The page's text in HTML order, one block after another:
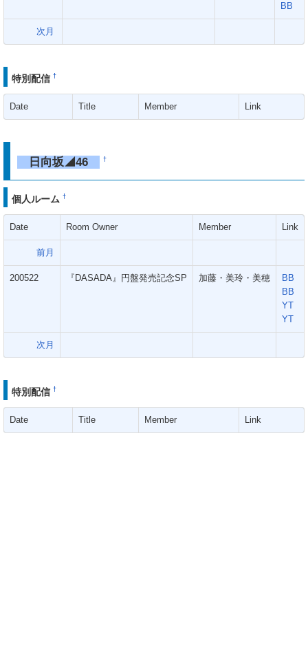
BB
次月
特別配信 †
Date Title Member Link
日向坂◢46 †
個人ルーム †
Date Room Owner Member Link
前月
200522 『DASADA』円盤発売記念SP 加藤・美玲・美穂
BB
BB
YT
YT
次月
特別配信 †
Date Title Member Link